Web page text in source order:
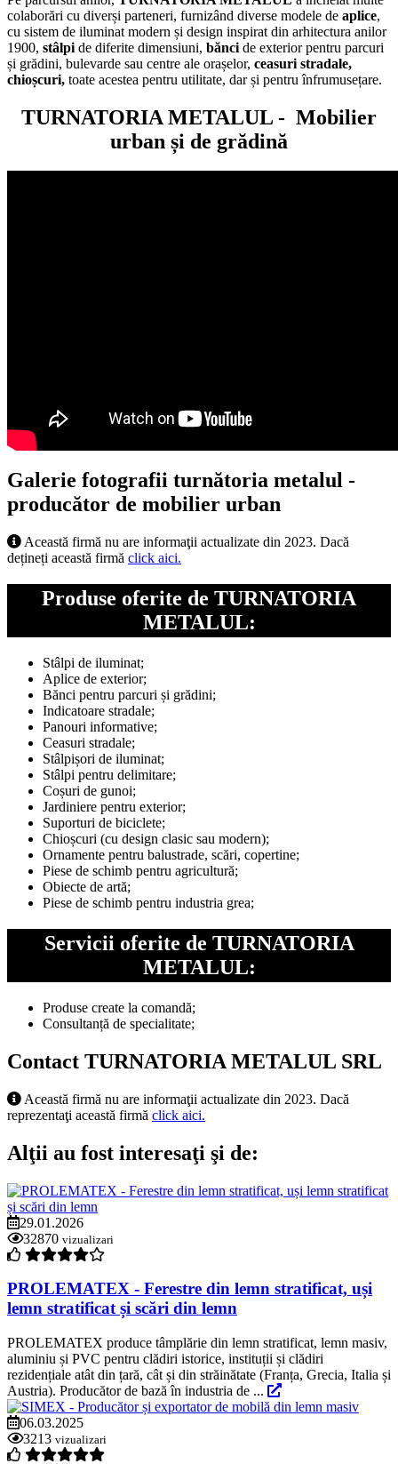
colaborări cu diverși parteneri, furnizând diverse modele de aplice,
cu sistem de iluminat modern și design inspirat din arhitectura anilor
1900, stâlpi de diferite dimensiuni, bănci de exterior pentru parcuri
și grădini, bulevarde sau centre ale orașelor, ceasuri stradale,
chioșcuri, toate acestea pentru utilitate, dar și pentru înfrumusețare.
TURNATORIA METALUL - Mobilier
urban și de grădină
Galerie fotografii turnătoria metalul -
producător de mobilier urban
Această firmă nu are informaţii actualizate din 2023. Dacă
dețineți această firmă click aici.
Produse oferite de TURNATORIA
METALUL:
Stâlpi de iluminat;
Aplice de exterior;
Bănci pentru parcuri și grădini;
Indicatoare stradale;
Panouri informative;
Ceasuri stradale;
Stâlpișori de iluminat;
Stâlpi pentru delimitare;
Coșuri de gunoi;
Jardiniere pentru exterior;
Suporturi de biciclete;
Chioșcuri (cu design clasic sau modern);
Ornamente pentru balustrade, scări, copertine;
Piese de schimb pentru agricultură;
Obiecte de artă;
Piese de schimb pentru industria grea;
Servicii oferite de TURNATORIA
METALUL:
Produse create la comandă;
Consultanță de specialitate;
Contact TURNATORIA METALUL SRL
Această firmă nu are informaţii actualizate din 2023. Dacă
reprezentaţi această firmă click aici.
Alţii au fost interesaţi şi de:
29.01.2026
32870 vizualizari
PROLEMATEX - Ferestre din lemn stratificat, uși
lemn stratificat și scări din lemn
PROLEMATEX produce tâmplărie din lemn stratificat, lemn masiv,
aluminiu și PVC pentru clădiri istorice, instituții și clădiri
rezidențiale atât din țară, cât și din străinătate (Franța, Grecia, Italia și
Austria). Producător de bază în industria de ...
06.03.2025
3213 vizualizari